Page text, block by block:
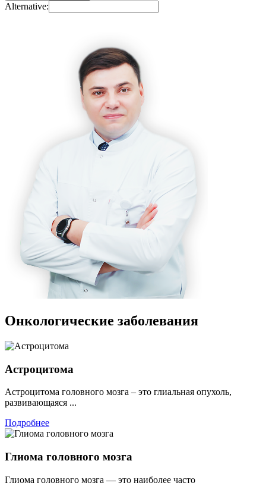
Alternative:
Онкологические заболевания
Астроцитома
Астроцитома головного мозга – это глиальная опухоль,
развивающаяся ...
Подробнее
Глиома головного мозга
Глиома головного мозга — это наиболее часто